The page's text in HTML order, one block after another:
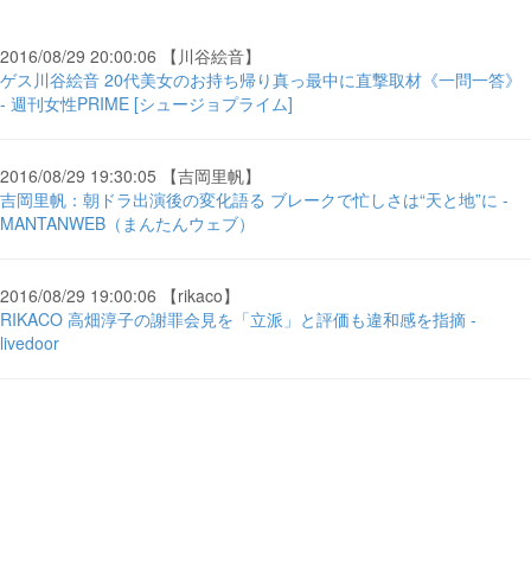
2016/08/29 20:00:06 【川谷絵音】
ゲス川谷絵音 20代美女のお持ち帰り真っ最中に直撃取材《一問一答》
- 週刊女性PRIME [シュージョプライム]
2016/08/29 19:30:05 【吉岡里帆】
吉岡里帆：朝ドラ出演後の変化語る ブレークで忙しさは“天と地”に -
MANTANWEB（まんたんウェブ）
2016/08/29 19:00:06 【rikaco】
RIKACO 高畑淳子の謝罪会見を「立派」と評価も違和感を指摘 -
livedoor